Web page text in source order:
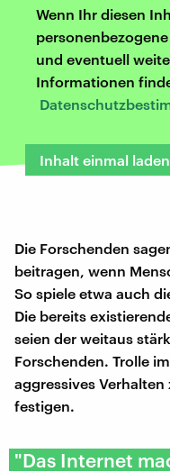
Wenn Ihr diesen
und eventuell
Informationen
Inhalt einmal laden
Die Forschenden
beitragen, wenn
So spiele etwa auch
Die bereits
seien der weitaus
Forschenden. Trolle
aggressives
festigen.
"Das Internet